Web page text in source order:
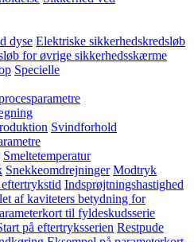
dyse Elektriske sikkerhedskredsløb
for øvrige sikkerhedsskærme
Specielle
Svindforhold
Smeltetemperatur
Snekkeomdrejninger Modtryk
Indsprøjtningshastighed
af kaviteters betydning for
til fyldeskudsserie
på eftertryksserien Restpude